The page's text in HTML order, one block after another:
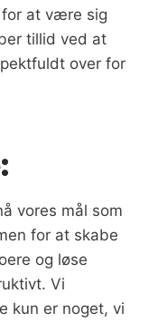
for at være sig
tillid ved at
over for
vores mål som
for at skabe
og løse
Vi
kun er noget, vi